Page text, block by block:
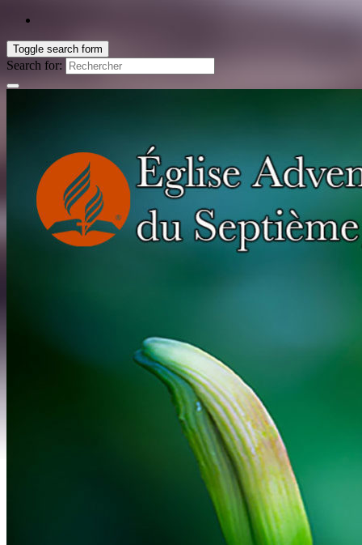
Toggle search form
Search for: